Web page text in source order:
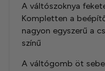
A váltószoknya
Kompletten a
nagyon egyszerű a
színű
A váltógomb öt